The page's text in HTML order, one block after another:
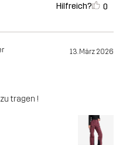
Hilfreich? 0
13. März 2026
tragen !